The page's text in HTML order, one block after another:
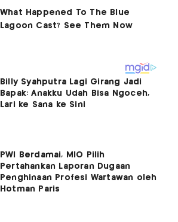
Billy Syahputra Lagi Girang Jadi
Bapak: Anakku Udah Bisa Ngoceh,
Lari ke Sana ke Sini
PWI Berdamai, MIO Pilih
Pertahankan Laporan Dugaan
Penghinaan Profesi Wartawan oleh
Hotman Paris